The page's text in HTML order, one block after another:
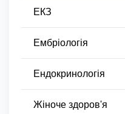
ЕКЗ
Ембріологія
Ендокринологія
Жіноче здоров'я